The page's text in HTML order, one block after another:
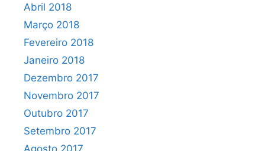
Abril 2018
Março 2018
Fevereiro 2018
Janeiro 2018
Dezembro 2017
Novembro 2017
Outubro 2017
Setembro 2017
Agosto 2017